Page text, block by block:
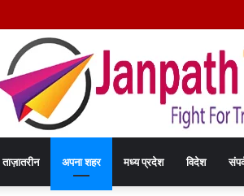
में कराटे का हुनर, इंडिपेंडेंस कप चैंपियनशिप में करेंगे मध्य
ताज़ातरीन अपना शहर मध्य प्रदेश विदेश